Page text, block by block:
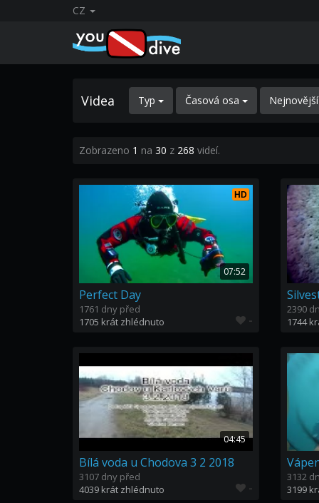
CZ
Videa Typ Časová osa Nejnovější
Zobrazeno 1 na 30 z 268 videí.
HD
07:52
Perfect Day
1761 dny před
1705 krát zhlédnuto
-
2390
1744
04:45
Bílá voda u Chodova 3 2 2018
3107 dny před
4039 krát zhlédnuto
-
3132
3199